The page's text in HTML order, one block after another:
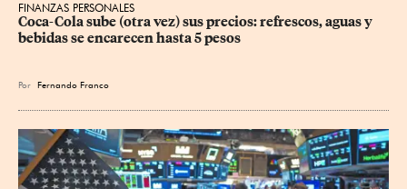
FINANZAS PERSONALES
Coca-Cola sube (otra vez) sus precios: refrescos, aguas y
bebidas se encarecen hasta 5 pesos
Por Fernando Franco